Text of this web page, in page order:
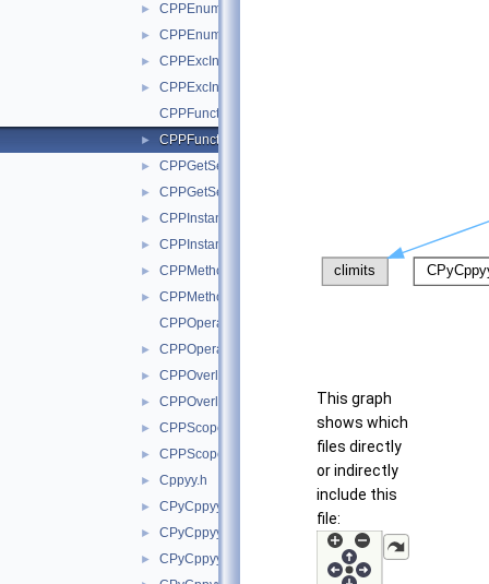
► CPPEnum.cxx
► CPPEnum.h
► CPPExcInstance.cxx
►
CPPExcInstance.h
CPPFunction.cxx
► CPPFunction.h
► CPPGetSetItem.cxx
► CPPGetSetItem.h
► CPPInstance.cxx
► CPPInstance.h
► CPPMethod.cxx
►
CPPMethod.h
CPPOperator.cxx
► CPPOperator.h
► CPPOverload.cxx
► CPPOverload.h
► CPPScope.cxx
► CPPScope.h
► Cppyy.h
► CPyCppyy.h
► CPyCppyyModule.cxx
► CPyCppyyModule.h
This graph
shows which
files directly
or indirectly
include this
file: